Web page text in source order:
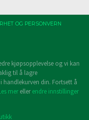
OG PERSONVERN
kjøpsopplevelse og vi kan
til å lagre
din. Fortsett å
merellerendre innstillinger